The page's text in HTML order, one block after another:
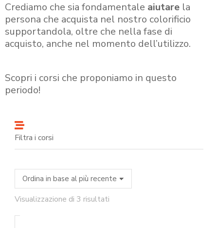
Crediamo che sia fondamentale aiutare la
persona che acquista nel nostro colorificio
supportandola, oltre che nella fase di
acquisto, anche nel momento dell’utilizzo.
Scopri i corsi che proponiamo in questo
periodo!
Filtra i corsi
Visualizzazione di 3 risultati